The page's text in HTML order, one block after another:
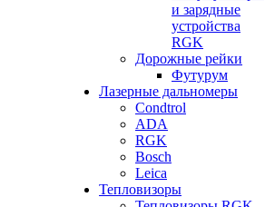
и зарядные
устройства
RGK
Дорожные рейки
Футурум
Лазерные дальномеры
Condtrol
ADA
RGK
Bosch
Leica
Тепловизоры